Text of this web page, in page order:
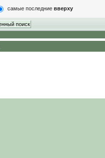
самые последние вверху